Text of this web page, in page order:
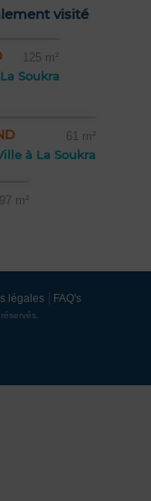
visité
125 m²
Soukra
61 m²
à La Soukra
97 m²
légales FAQ's